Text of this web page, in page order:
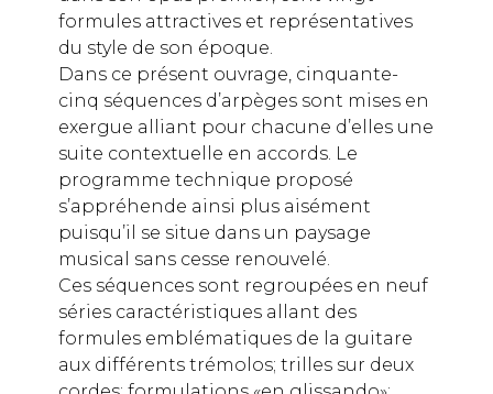
formules attractives et représentatives
du style de son époque.
Dans ce présent ouvrage, cinquante-
cinq séquences d’arpèges sont mises en
exergue alliant pour chacune d’elles une
suite contextuelle en accords. Le
programme technique proposé
s’appréhende ainsi plus aisément
puisqu’il se situe dans un paysage
musical sans cesse renouvelé.
Ces séquences sont regroupées en neuf
séries caractéristiques allant des
formules emblématiques de la guitare
aux différents trémolos; trilles sur deux